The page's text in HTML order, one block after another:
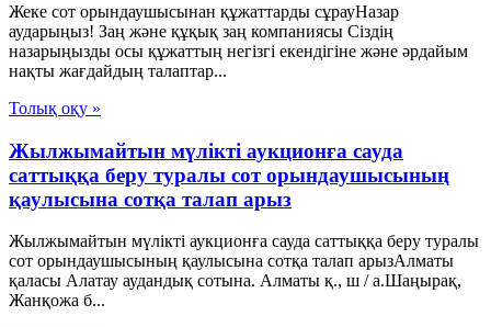
Жеке сот орындаушысынан құжаттарды сұрауНазар
аударыңыз! Заң және құқық заң компаниясы Сіздің
назарыңызды осы құжаттың негізгі екендігіне және әрдайым
нақты жағдайдың талаптар...
Толық оқу »
Жылжымайтын мүлікті аукционға сауда
саттыққа беру туралы сот орындаушысының
қаулысына сотқа талап арыз
Жылжымайтын мүлікті аукционға сауда саттыққа беру туралы
сот орындаушысының қаулысына сотқа талап арызАлматы
қаласы Алатау аудандық сотына. Алматы қ., ш / а.Шаңырақ,
Жанқожа б...